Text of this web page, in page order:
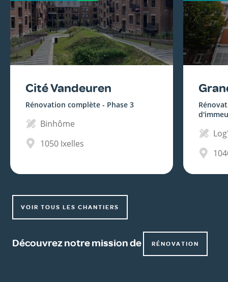
Cité Vandeuren
Rénovation complète - Phase 3
Binhôme
1050 Ixelles
VOIR TOUS LES CHANTIERS
Découvrez notre mission de RÉNOVATION